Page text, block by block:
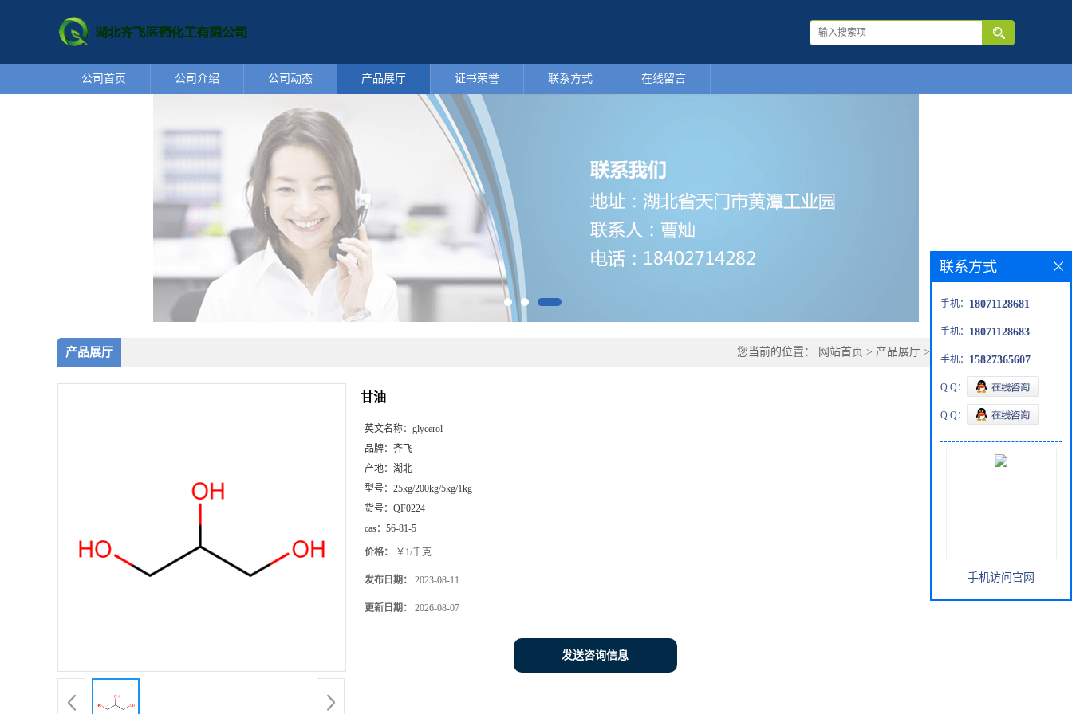
公司首页 公司介绍 公司动态 产品展厅 证书荣誉 联系方式 在线留言
产品展厅 您当前的位置： 网站首页 > 产品展厅 > 优势品种
甘油
英文名称： glycerol
品牌： 齐飞
产地： 湖北
型号： 25kg/200kg/5kg/1kg
货号： QF0224
cas： 56-81-5
价格： ￥1/千克
发布日期： 2023-08-11
更新日期： 2026-08-07
发送咨询信息
联系方式
手机： 18071128681
手机： 18071128683
手机： 15827365607
Q Q：
Q Q：
手机访问官网